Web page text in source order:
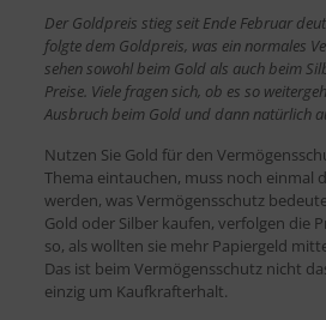
Der Goldpreis stieg seit Ende Februar
folgte dem Goldpreis, was ein normales
sehen sowohl beim Gold als auch beim
Preise. Viele fragen sich, ob es so
Ausbruch beim Gold und dann natürlich
Nutzen Sie Gold für den
Thema eintauchen, muss noch einmal
werden, was Vermögensschutz
Gold oder Silber kaufen, verfolgen die
so, als wollten sie mehr Papiergeld
Das ist beim Vermögensschutz nicht
einzig um Kaufkrafterhalt.